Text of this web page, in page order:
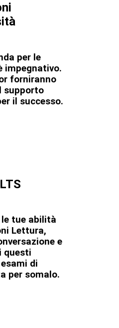
per le
impegnativo.
forniranno
supporto
il successo.
tue abilità
Lettura,
e
questi
di
per somalo.